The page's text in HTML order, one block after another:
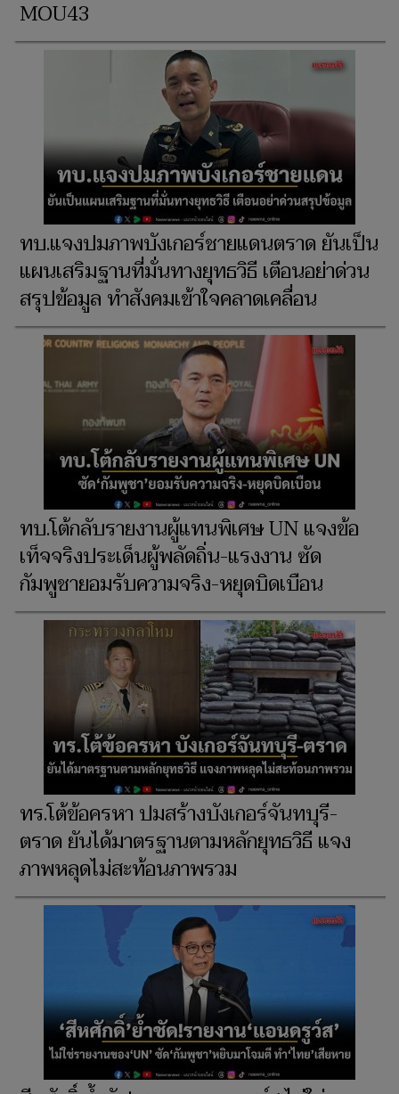
MOU43
ทบ.แจงปมภาพบังเกอร์ชายแดนตราด ยันเป็น
แผนเสริมฐานที่มั่นทางยุทธวิธี เตือนอย่าด่วน
สรุปข้อมูล ทำสังคมเข้าใจคลาดเคลื่อน
ทบ.โต้กลับรายงานผู้แทนพิเศษ UN แจงข้อ
เท็จจริงประเด็นผู้พลัดถิ่น-แรงงาน ซัด
กัมพูชายอมรับความจริง-หยุดบิดเบือน
ทร.โต้ข้อครหา ปมสร้างบังเกอร์จันทบุรี-
ตราด ยันได้มาตรฐานตามหลักยุทธวิธี แจง
ภาพหลุดไม่สะท้อนภาพรวม